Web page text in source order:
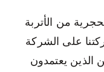
من الأتربة
على الشركة
الذين يعتمدون